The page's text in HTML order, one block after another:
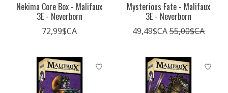
Nekima Core Box - Malifaux
3E - Neverborn
72,99$CA
Mysterious Fate - Malifaux
3E - Neverborn
49,49$CA55,00$CA